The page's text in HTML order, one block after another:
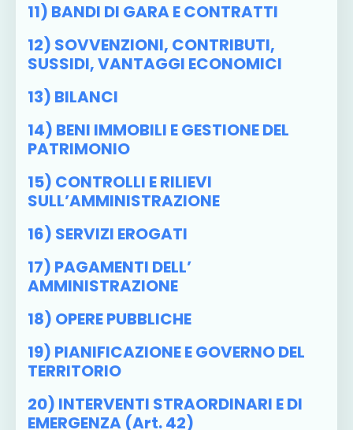
11) BANDI DI GARA E CONTRATTI
12) SOVVENZIONI, CONTRIBUTI,
SUSSIDI, VANTAGGI ECONOMICI
13) BILANCI
14) BENI IMMOBILI E GESTIONE DEL
PATRIMONIO
15) CONTROLLI E RILIEVI
SULL’AMMINISTRAZIONE
16) SERVIZI EROGATI
17) PAGAMENTI DELL’
AMMINISTRAZIONE
18) OPERE PUBBLICHE
19) PIANIFICAZIONE E GOVERNO DEL
TERRITORIO
20) INTERVENTI STRAORDINARI E DI
EMERGENZA (art. 42)